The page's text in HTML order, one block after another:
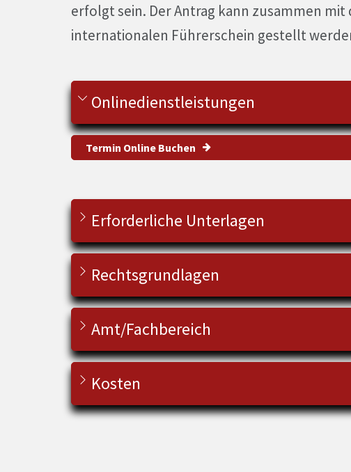
erfolgt sein. Der Antrag kann zusammen mit
internationalen Führerschein gestellt
Onlinedienstleistungen
Termin Online Buchen
Erforderliche Unterlagen
Rechtsgrundlagen
Amt/Fachbereich
Kosten